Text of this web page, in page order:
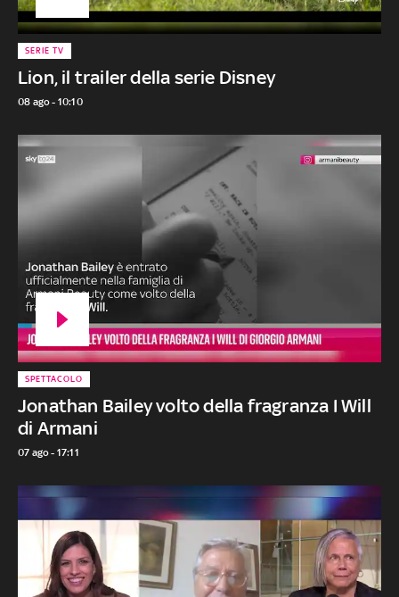
Lion, il trailer della serie Disney
SERIE TV
08 ago - 10:10
Jonathan Bailey volto della fragranza I Will
di Armani
SPETTACOLO
07 ago - 17:11